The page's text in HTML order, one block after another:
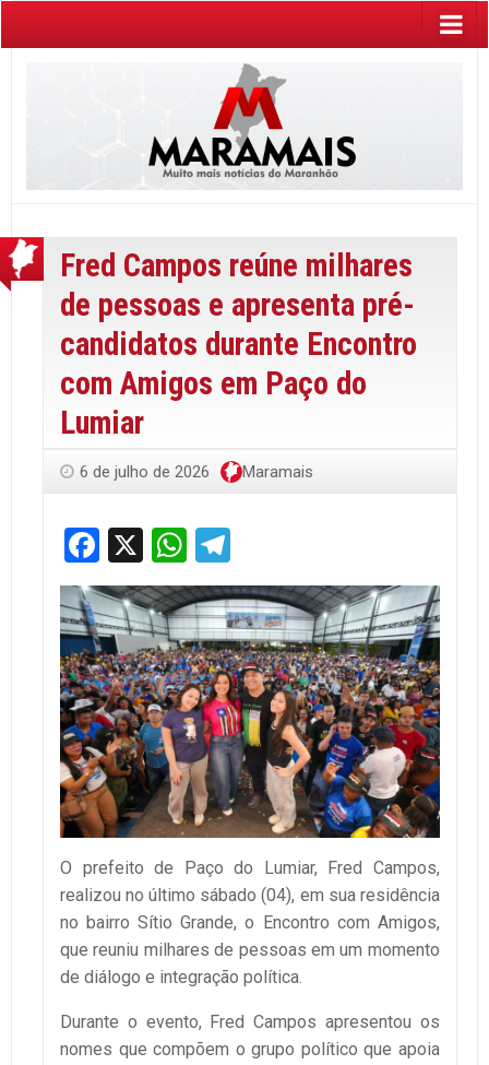
Fred Campos reúne milhares
de pessoas e apresenta pré-
candidatos durante Encontro
com Amigos em Paço do
Lumiar
6 de julho de 2026 Maramais
Facebook
X WhatsApp
O prefeito de Paço do Lumiar, Fred Campos,
realizou no último sábado (04), em sua residência
no bairro Sítio Grande, o Encontro com Amigos,
que reuniu milhares de pessoas em um momento
de diálogo e integração política.
Durante o evento, Fred Campos apresentou os
nomes que compõem o grupo político que apoia